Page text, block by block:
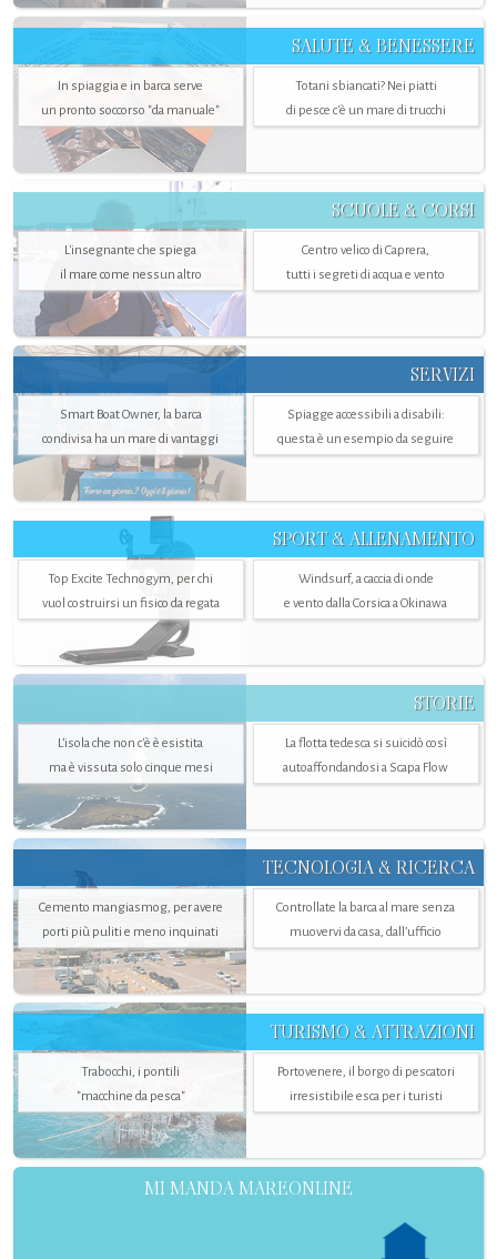
SALUTE & BENESSERE
In spiaggia e in barca serve
un pronto soccorso "da manuale"
Totani sbiancati? Nei piatti
di pesce c'è un mare di trucchi
SCUOLE & CORSI
L'insegnante che spiega
il mare come nessun altro
Centro velico di Caprera,
tutti i segreti di acqua e vento
SERVIZI
Smart Boat Owner, la barca
condivisa ha un mare di vantaggi
Spiagge accessibili a disabili:
questa è un esempio da seguire
SPORT & ALLENAMENTO
Top Excite Technogym, per chi
vuol costruirsi un fisico da regata
Windsurf, a caccia di onde
e vento dalla Corsica a Okinawa
STORIE
L’isola che non c'è è esistita
ma è vissuta solo cinque mesi
La flotta tedesca si suicidò così
autoaffondandosi a Scapa Flow
TECNOLOGIA & RICERCA
Cemento mangiasmog, per avere
porti più puliti e meno inquinati
Controllate la barca al mare senza
muovervi da casa, dall’ufficio
TURISMO & ATTRAZIONI
Trabocchi, i pontili
"macchine da pesca"
Portovenere, il borgo di pescatori
irresistibile esca per i turisti
MI MANDA MAREONLINE